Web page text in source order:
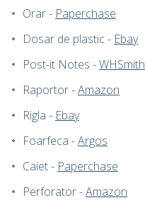
Orar - Paperchase
Dosar de plastic - Ebay
Post-it Notes -WHSmith
Raportor -Amazon
Rigla - Ebay
Foarfeca -Argos
Caiet - Paperchase
Perforator -Amazon